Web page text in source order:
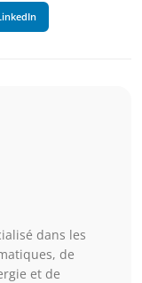
dans les
de
et de